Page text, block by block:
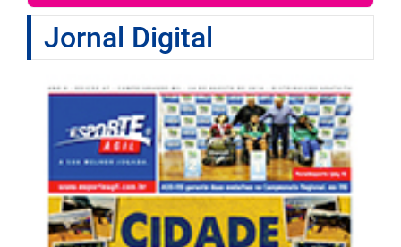
Jornal Digital